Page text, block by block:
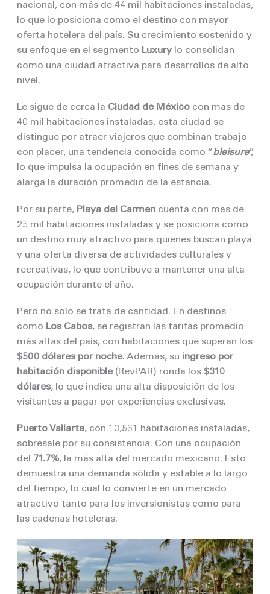
nacional, con más de 44 mil habitaciones instaladas,
lo que lo posiciona como el destino con mayor
oferta hotelera del país. Su crecimiento sostenido y
su enfoque en el segmento Luxurylo consolidan
como una ciudad atractiva para desarrollos de alto
nivel.
Le sigue de cerca la Ciudad de Méxicocon mas de
40 mil habitaciones instaladas, esta ciudad se
distingue por atraer viajeros que combinan trabajo
con placer, una tendencia conocida como “bleisure”,
lo que impulsa la ocupación en fines de semana y
alarga la duración promedio de la estancia.
Por su parte, Playa del Carmencuenta con mas de
25 mil habitaciones instaladas y se posiciona como
un destino muy atractivo para quienes buscan playa
y una oferta diversa de actividades culturales y
recreativas, lo que contribuye a mantener una alta
ocupación durante el año.
Pero no solo se trata de cantidad. En destinos
como Los Cabos, se registran las tarifas promedio
más altas del país, con habitaciones que superan los
$500 dólares por noche. Además, su ingreso por
habitación disponible(RevPAR) ronda los $310
dólares, lo que indica una alta disposición de los
visitantes a pagar por experiencias exclusivas.
Puerto Vallarta, con 13,561 habitaciones instaladas,
sobresale por su consistencia. Con una ocupación
del
71.7%, la más alta del mercado mexicano. Esto
demuestra una demanda sólida y estable a lo largo
del tiempo, lo cual lo convierte en un mercado
atractivo tanto para los inversionistas como para
las cadenas hoteleras.